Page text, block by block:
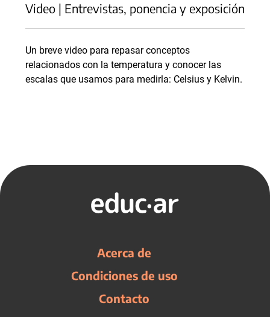
Video | Entrevistas, ponencia y exposición
Un breve video para repasar conceptos
relacionados con la temperatura y conocer las
escalas que usamos para medirla: Celsius y Kelvin.
Acerca de
Condiciones de uso
Contacto